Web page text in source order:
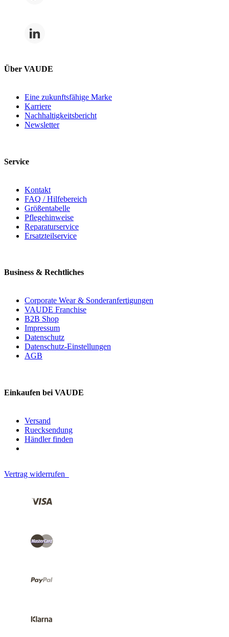
Über VAUDE
Eine zukunftsfähige Marke
Karriere
Nachhaltigkeitsbericht
Newsletter
Service
Kontakt
FAQ / Hilfebereich
Größentabelle
Pflegehinweise
Reparaturservice
Ersatzteilservice
Business & Rechtliches
Corporate Wear & Sonderanfertigungen
VAUDE Franchise
B2B Shop
Impressum
Datenschutz
Datenschutz-Einstellungen
AGB
Einkaufen bei VAUDE
Versand
Ruecksendung
Händler finden
Vertrag widerrufen